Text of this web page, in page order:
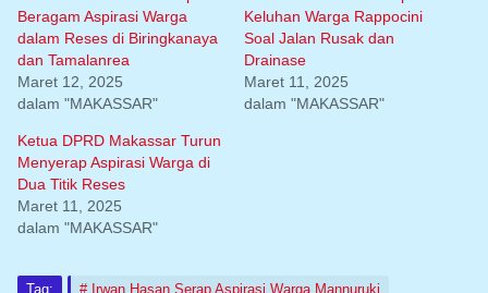
Beragam Aspirasi Warga
dalam Reses di Biringkanaya
dan Tamalanrea
Maret 12, 2025
dalam "MAKASSAR"
Keluhan Warga Rappocini
Soal Jalan Rusak dan
Drainase
Maret 11, 2025
dalam "MAKASSAR"
Ketua DPRD Makassar Turun
Menyerap Aspirasi Warga di
Dua Titik Reses
Maret 11, 2025
dalam "MAKASSAR"
Tag: Irwan Hasan Serap Aspirasi Warga Mannuruki